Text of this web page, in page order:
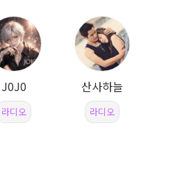
J0J0
라디오
산사하늘
라디오